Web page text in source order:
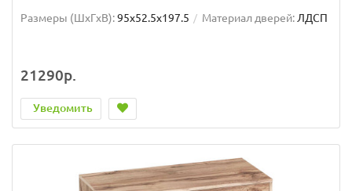
Размеры (ШxГxВ):95x52.5x197.5 Материал дверей: ЛДСП
21290р.
Уведомить